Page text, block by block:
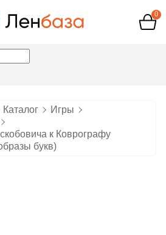
0
Каталог
Игры
к Коврографу
букв)